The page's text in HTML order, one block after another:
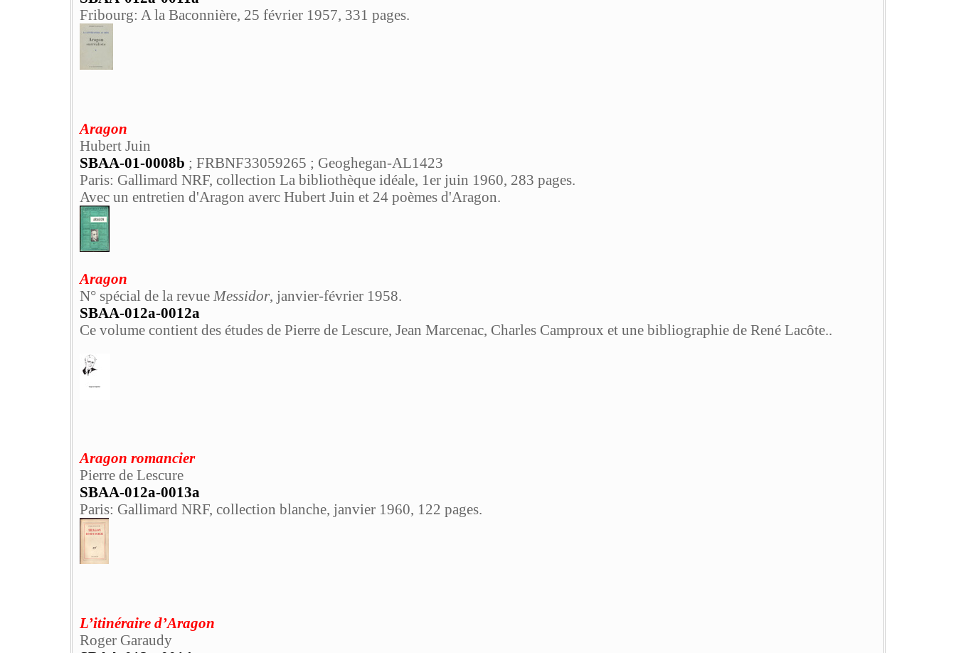
Fribourg: A la Baconnière, 25 février 1957, 331 pages.
Aragon
Hubert Juin
SBAA-01-0008b ; FRBNF33059265 ; Geoghegan-AL1423
Paris: Gallimard NRF, collection La bibliothèque idéale, 1er juin 1960, 283 pages.
Avec un entretien d'Aragon averc Hubert Juin et 24 poèmes d'Aragon.
Aragon
N° spécial de la revue Messidor, janvier-février 1958.
SBAA-012a-0012a
Ce volume contient des études de Pierre de Lescure, Jean Marcenac, Charles Camproux et une bibliographie de René Lacôte..
Aragon romancier
Pierre de Lescure
SBAA-012a-0013a
Paris: Gallimard NRF, collection blanche, janvier 1960, 122 pages.
L’itinéraire d’Aragon
Roger Garaudy